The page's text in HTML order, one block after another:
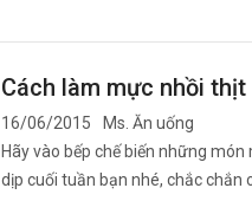
Cách làm mực nhồi
16/06/2015
Ms. Ăn uống
Hãy vào bếp chế biến những
dịp cuối tuần bạn nhé, chắc chắn